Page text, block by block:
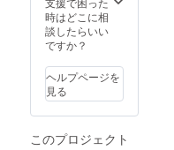
時はどこに相
談したらいい
ですか？
ヘルプページを
見る
このプロジェクト